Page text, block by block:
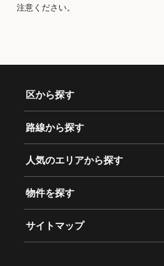
注意ください。
区から探す
路線から探す
人気のエリアから探す
物件を探す
サイトマップ